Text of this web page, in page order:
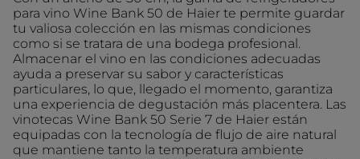
para vino Wine Bank 50 de Haier te permite guardar
tu valiosa colección en las mismas condiciones
como si se tratara de una bodega profesional.
Almacenar el vino en las condiciones adecuadas
ayuda a preservar su sabor y características
particulares, lo que, llegado el momento, garantiza
una experiencia de degustación más placentera. Las
vinotecas Wine Bank 50 Serie 7 de Haier están
equipadas con la tecnología de flujo de aire natural
que mantiene tanto la temperatura ambiente